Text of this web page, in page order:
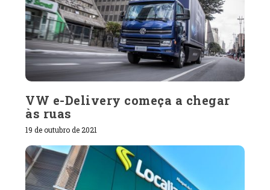
VW e-Delivery começa a chegar
às ruas
19 de outubro de 2021